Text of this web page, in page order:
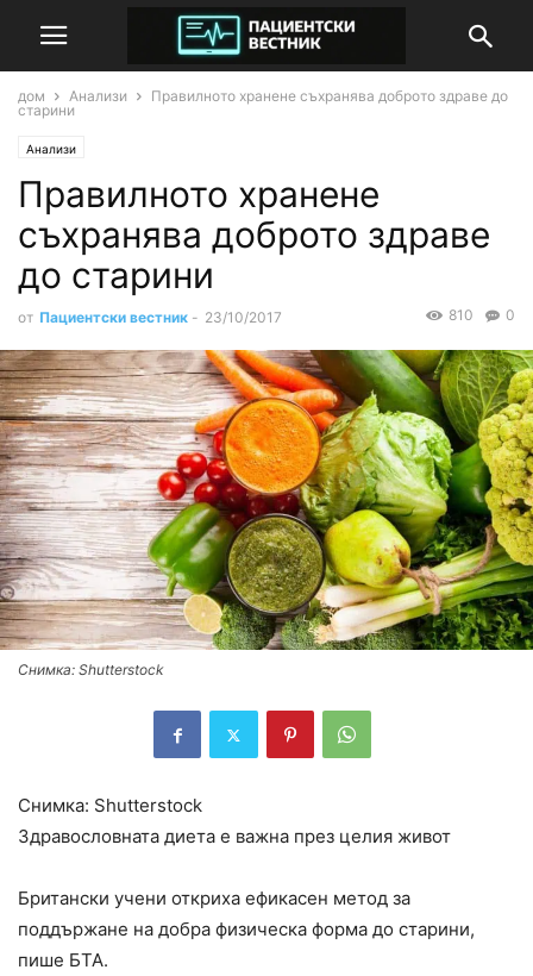
дом Анализи
Правилното хранене съхранява доброто здраве до
старини
Анализи
Правилното хранене
съхранява доброто здраве
до старини
от Пациентски вестник - 23/10/2017 0
810
Снимка: Shutterstock
Снимка: Shutterstock
Здравословната диета е важна през целия живот
Британски учени откриха ефикасен метод за
поддържане на добра физическа форма до старини,
пише БТА.